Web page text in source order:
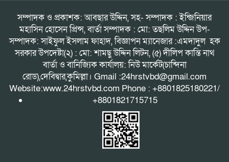
সম্পাদক ও প্রকাশক: আবছার উদ্দিন, সহ- সম্পাদক : ইন্জিনিয়ার
মহাসিন হোসেন প্রিন্স, বার্তা সম্পাদক : মো: তছলিম উদ্দিন উপ-
সম্পাদক: সাইফুল ইসলাম ফাহাদ, বিজ্ঞাপন ম্যানেজার :এমদাদুল হক
সরকার উপদেষ্টা(২) : মো: শামছু উদ্দিন লিটন, (৫) দীলিপ কান্তি নাথ
বার্তা ও বানিজ্যিক কার্যালয়: নিউ মার্কেট(চান্দিনা
রোড),দেবিদ্বার,কুমিল্লা। Gmail :24hrstvbd@gmail.com
Website:www.24hrstvbd.com Phone : +8801825180221/
+8801821715715